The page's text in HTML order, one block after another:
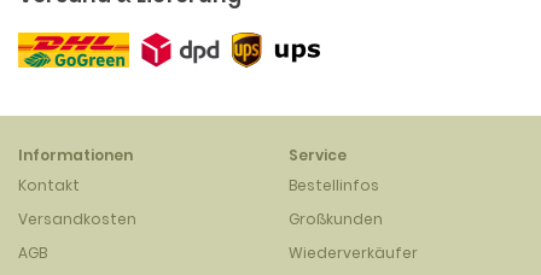
Informationen
Kontakt
Versandkosten
AGB
Service
Bestellinfos
Großkunden
Wiederverkäufer